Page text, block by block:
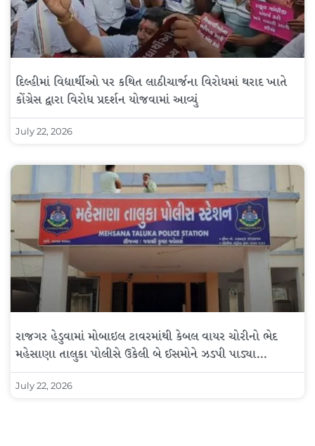
દિલ્હીમાં વિદ્યાર્થીઓ પર કથિત લાઠીચાર્જના વિરોધમાં થરાદ ખાતે
કોંગ્રેસ દ્વારા વિરોધ પ્રદર્શન યોજવામાં આવ્યું
July 22, 2026
રાજગર હેડુવામાં મોબાઇલ ટાવરમાંથી કેબલ વાયર ચોરીનો ભેદ
મહેસાણા તાલુકા પોલીસે ઉકેલી બે ઈસમોને ઝડપી પાડ્યા…
July 22, 2026